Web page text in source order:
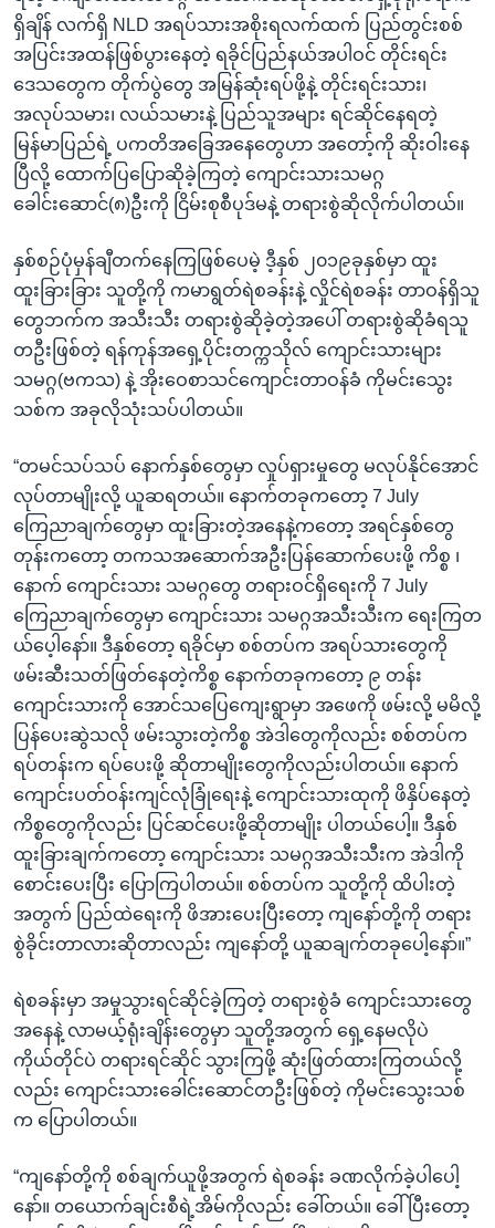
ရှိချိန် လက်ရှိ NLD အရပ်သားအစိုးရလက်ထက် ပြည်တွင်းစစ်
အပြင်းအထန်ဖြစ်ပွားနေတဲ့ ရခိုင်ပြည်နယ်အပါဝင် တိုင်းရင်း
ဒေသတွေက တိုက်ပွဲတွေ အမြန်ဆုံးရပ်ဖို့နဲ့ တိုင်းရင်းသား၊
အလုပ်သမား၊ လယ်သမားနဲ့ ပြည်သူအများ ရင်ဆိုင်နေရတဲ့
မြန်မာပြည်ရဲ့ ပကတိအခြေအနေတွေဟာ အတော့်ကို ဆိုးဝါးနေ
ပြီလို့ ထောက်ပြပြောဆိုခဲ့ကြတဲ့ ကျောင်းသားသမဂ္ဂ
ခေါင်းဆောင်(၈)ဦးကို ငြိမ်းစုစီပုဒ်မနဲ့ တရားစွဲဆိုလိုက်ပါတယ်။
နှစ်စဉ်ပုံမှန်ချီတက်နေကြဖြစ်ပေမဲ့ ဒီ့နှစ် ၂၀၁၉ခုနှစ်မှာ ထူး
ထူးခြားခြား သူတို့ကို ကမာရွတ်ရဲစခန်းနဲ့ လှိုင်ရဲစခန်း တာဝန်ရှိသူ
တွေဘက်က အသီးသီး တရားစွဲဆိုခဲ့တဲ့အပေါ် တရားစွဲဆိုခံရသူ
တဦးဖြစ်တဲ့ ရန်ကုန်အရှေ့ပိုင်းတက္ကသိုလ် ကျောင်းသားများ
သမဂ္ဂ(ဗကသ) နဲ့ အိုးဝေစာသင်ကျောင်းတာဝန်ခံ ကိုမင်းသွေး
သစ်က အခုလိုသုံးသပ်ပါတယ်။
“တမင်သပ်သပ် နောက်နှစ်တွေမှာ လှုပ်ရှားမှုတွေ မလုပ်နိုင်အောင်
လုပ်တာမျိုးလို့ ယူဆရတယ်။ နောက်တခုကတော့ 7 July
ကြေညာချက်တွေမှာ ထူးခြားတဲ့အနေနဲ့ကတော့ အရင်နှစ်တွေ
တုန်းကတော့ တကသအဆောက်အဦးပြန်ဆောက်ပေးဖို့ ကိစ္စ ၊
နောက် ကျောင်းသား သမဂ္ဂတွေ တရားဝင်ရှိရေးကို 7 July
ကြေညာချက်တွေမှာ ကျောင်းသား သမဂ္ဂအသီးသီးက ရေးကြတ
ယ်ပေ့ါနော်။ ဒီနှစ်တော့ ရခိုင်မှာ စစ်တပ်က အရပ်သားတွေကို
ဖမ်းဆီးသတ်ဖြတ်နေတဲ့ကိစ္စ နောက်တခုကတော့ ၉ တန်း
ကျောင်းသားကို အောင်သပြေကျေးရွာမှာ အဖေကို ဖမ်းလို့ မမိလို့
ပြန်ပေးဆွဲသလို ဖမ်းသွားတဲ့ကိစ္စ အဲဒါတွေကိုလည်း စစ်တပ်က
ရပ်တန်းက ရပ်ပေးဖို့ ဆိုတာမျိုးတွေကိုလည်းပါတယ်။ နောက်
ကျောင်းပတ်ဝန်းကျင်လုံခြုံရေးနဲ့ ကျောင်းသားထုကို ဖိနှိပ်နေတဲ့
ကိစ္စတွေကိုလည်း ပြင်ဆင်ပေးဖို့ဆိုတာမျိုး ပါတယ်ပေါ့။ ဒီနှစ်
ထူးခြားချက်ကတော့ ကျောင်းသား သမဂ္ဂအသီးသီးက အဲဒါကို
စောင်းပေးပြီး ပြောကြပါတယ်။ စစ်တပ်က သူတို့ကို ထိပါးတဲ့
အတွက် ပြည်ထဲရေးကို ဖိအားပေးပြီးတော့ ကျနော်တို့ကို တရား
စွဲခိုင်းတာလားဆိုတာလည်း ကျနော်တို့ ယူဆချက်တခုပေါ့နော်။”
ရဲစခန်းမှာ အမှုသွားရင်ဆိုင်ခဲ့ကြတဲ့ တရားစွဲခံ ကျောင်းသားတွေ
အနေနဲ့ လာမယ့်ရုံးချိန်းတွေမှာ သူတို့အတွက် ရှေ့နေမလိုပဲ
ကိုယ်တိုင်ပဲ တရားရင်ဆိုင် သွားကြဖို့ ဆုံးဖြတ်ထားကြတယ်လို့
လည်း ကျောင်းသားခေါင်းဆောင်တဦးဖြစ်တဲ့ ကိုမင်းသွေးသစ်
က ပြောပါတယ်။
“ကျနော်တို့ကို စစ်ချက်ယူဖို့အတွက် ရဲစခန်း ခဏလိုက်ခဲ့ပါပေါ့
နော်။ တယောက်ချင်းစီရဲ့အိမ်ကိုလည်း ခေါ်တယ်။ ခေါ်ပြီးတော့